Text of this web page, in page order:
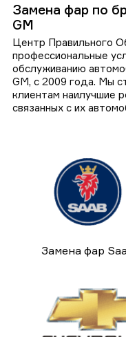
Замена фар по
GM
Центр Правильного
профессиональные
обслуживанию
GM, с 2009 года. Мы
клиентам наилучшие
связанных с их
Замена фар